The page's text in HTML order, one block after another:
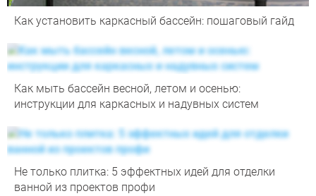
Как установить каркасный бассейн: пошаговый гайд
Как мыть бассейн весной, летом и осенью:
инструкции для каркасных и надувных систем
Не только плитка: 5 эффектных идей для отделки
ванной из проектов профи